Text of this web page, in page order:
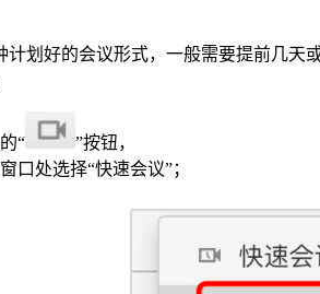
计划好的会议形式，一般需要提前几天
“
”按钮，
口处选择“快速会议”；